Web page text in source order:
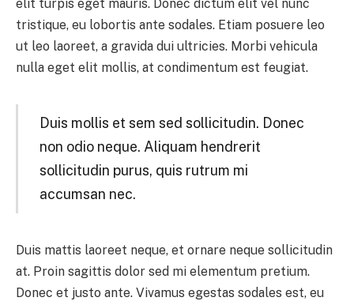
elit turpis eget mauris. Donec dictum elit vel nunc
tristique, eu lobortis ante sodales. Etiam posuere leo
ut leo laoreet, a gravida dui ultricies. Morbi vehicula
nulla eget elit mollis, at condimentum est feugiat.
Duis mollis et sem sed sollicitudin. Donec
non odio neque. Aliquam hendrerit
sollicitudin purus, quis rutrum mi
accumsan nec.
Duis mattis laoreet neque, et ornare neque sollicitudin
at. Proin sagittis dolor sed mi elementum pretium.
Donec et justo ante. Vivamus egestas sodales est, eu